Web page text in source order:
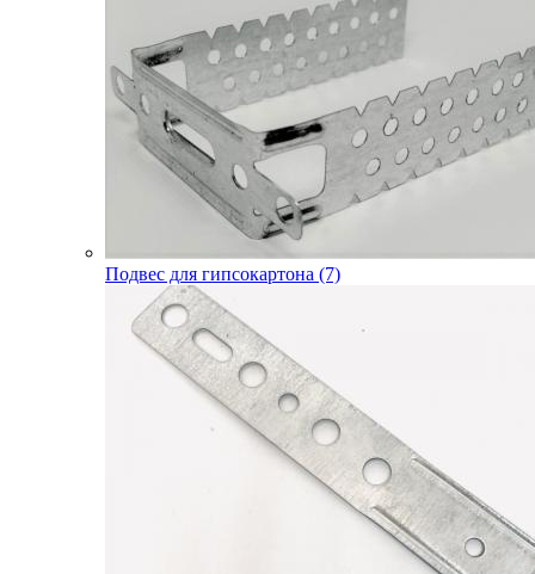
Подвес для гипсокартона (7)